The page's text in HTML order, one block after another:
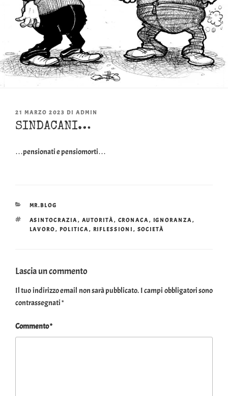
PUBBLICATO
IL
21 MARZO 2023 DI ADMIN
SINDACANI…
…pensionati e pensiomorti…
CATEGORIE
MR.BLOG
TAG
ASINTOCRAZIA, AUTORITÀ, CRONACA, IGNORANZA,
LAVORO, POLITICA, RIFLESSIONI , SOCIETÀ
Lascia un commento
Il tuo indirizzo email non sarà pubblicato. I campi obbligatori sono
contrassegnati*
Commento*